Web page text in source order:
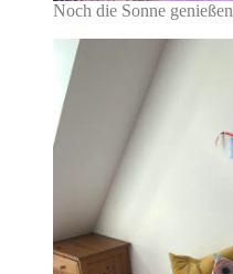
Noch die Sonne genießen